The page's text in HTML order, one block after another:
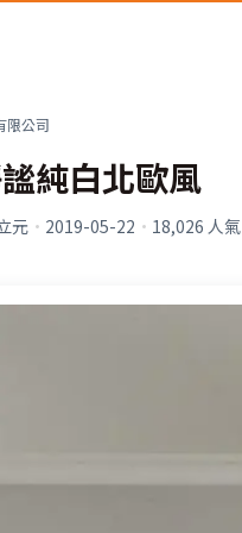
限公司
純白北歐風
元 · 2019-05-22 · 18,026 人氣